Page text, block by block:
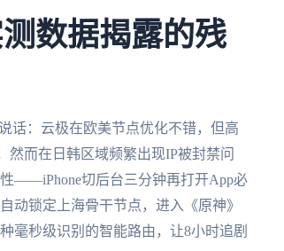
数据揭露的残
话：云极在欧美节点优化不错，但高
而在日韩区域频繁出现IP被封禁问
——iPhone切后台三分钟再打开App必
动锁定上海骨干节点，进入《原神》
毫秒级识别的智能路由，让8小时追剧